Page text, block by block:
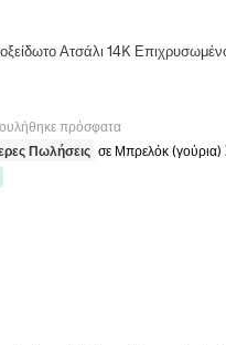
Ατσάλι 14K
πρόσφατα
Πωλήσεις σε Μπρελόκ (γούρια)